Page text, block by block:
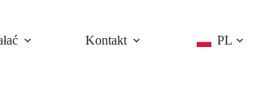
Kontakt PL